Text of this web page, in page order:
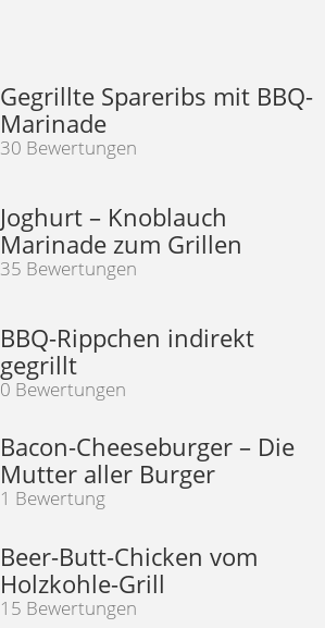
Gegrillte Spareribs mit BBQ-
Marinade
30 Bewertungen
Joghurt – Knoblauch
Marinade zum Grillen
35 Bewertungen
BBQ-Rippchen indirekt
gegrillt
0 Bewertungen
Bacon-Cheeseburger – Die
Mutter aller Burger
1 Bewertung
Beer-Butt-Chicken vom
Holzkohle-Grill
15 Bewertungen